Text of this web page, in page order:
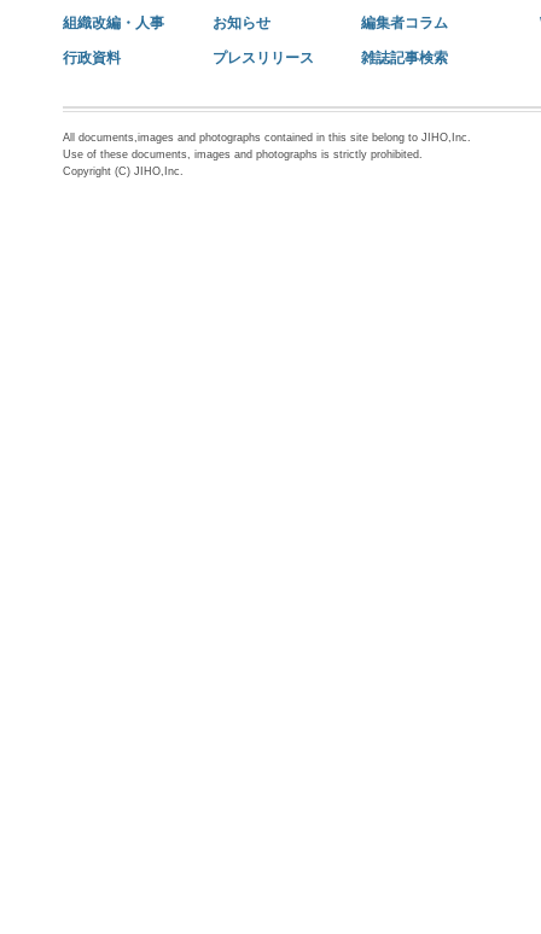
組織改編・人事 お知らせ 編集者コラム
行政資料 プレスリリース 雑誌記事検索
All documents,images and photographs contained in this site belong to JIHO,Inc.
Use of these documents, images and photographs is strictly prohibited.
Copyright (C) JIHO,Inc.